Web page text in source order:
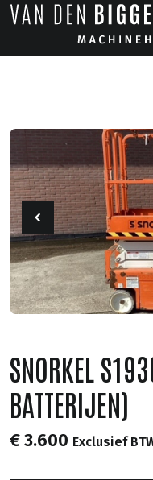
SNORKEL
BATTERIJEN)
€ 3.600 Exclusief